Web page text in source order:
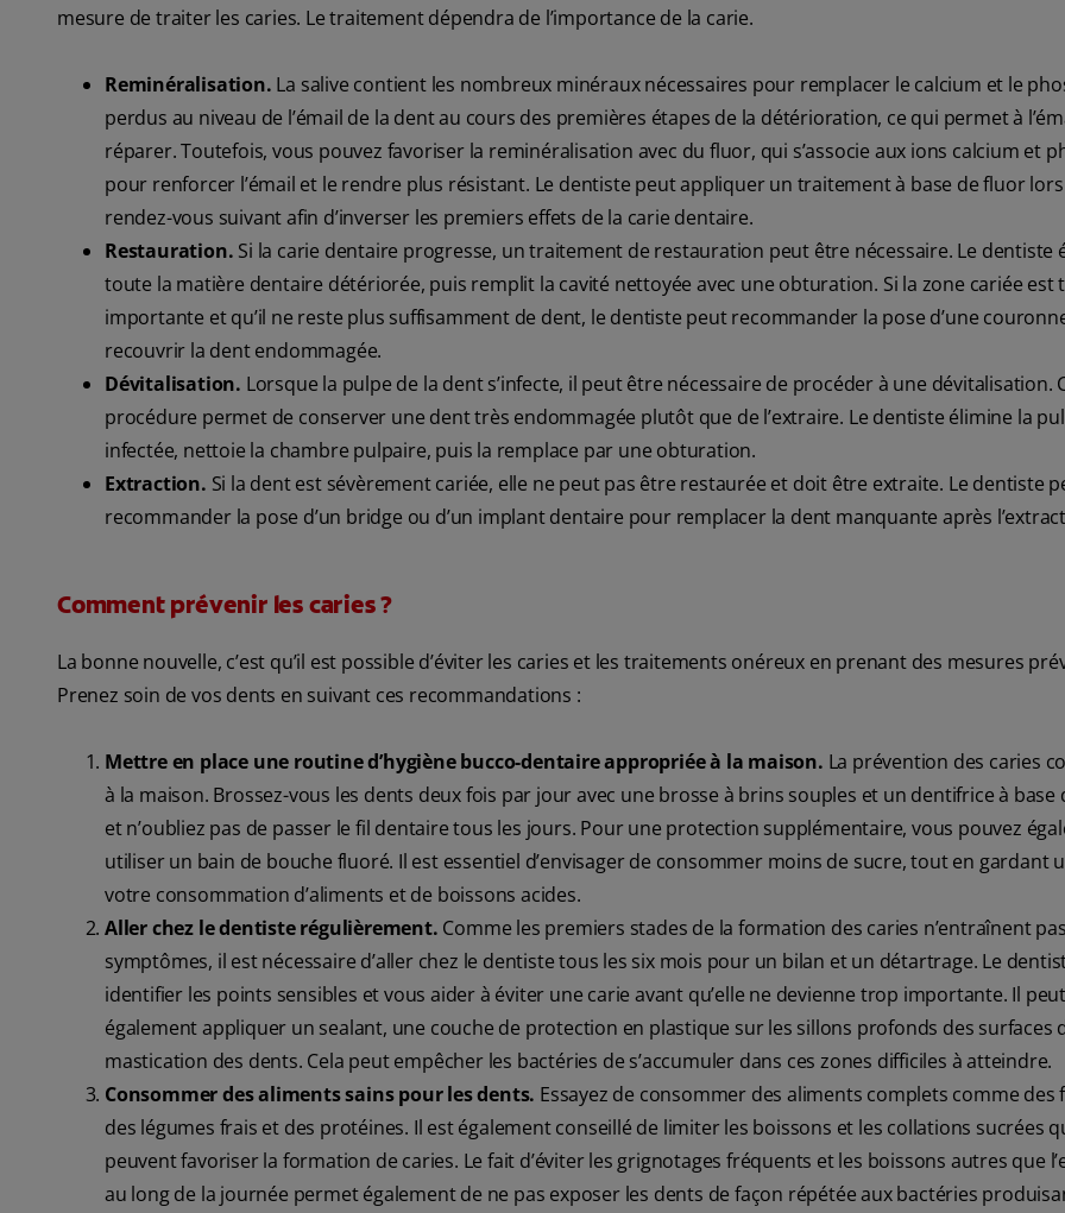
mesure de traiter les caries. Le traitement dépendra de l’importance de la carie.
Reminéralisation. La salive contient les nombreux minéraux nécessaires pour remplacer le calcium et le
perdus au niveau de l’émail de la dent au cours des premières étapes de la détérioration, ce qui permet à
réparer. Toutefois, vous pouvez favoriser la reminéralisation avec du fluor, qui s’associe aux ions calcium et
pour renforcer l’émail et le rendre plus résistant. Le dentiste peut appliquer un traitement à base de fluor
rendez-vous suivant afin d’inverser les premiers effets de la carie dentaire.
Restauration. Si la carie dentaire progresse, un traitement de restauration peut être nécessaire. Le dentiste
toute la matière dentaire détériorée, puis remplit la cavité nettoyée avec une obturation. Si la zone cariée est
importante et qu’il ne reste plus suffisamment de dent, le dentiste peut recommander la pose d’une
recouvrir la dent endommagée.
Dévitalisation. Lorsque la pulpe de la dent s’infecte, il peut être nécessaire de procéder à une dévitalisation.
procédure permet de conserver une dent très endommagée plutôt que de l’extraire. Le dentiste élimine la
infectée, nettoie la chambre pulpaire, puis la remplace par une obturation.
Extraction. Si la dent est sévèrement cariée, elle ne peut pas être restaurée et doit être extraite. Le dentiste
recommander la pose d’un bridge ou d’un implant dentaire pour remplacer la dent manquante après
Comment prévenir les caries ?
La bonne nouvelle, c’est qu’il est possible d’éviter les caries et les traitements onéreux en prenant des mesures
Prenez soin de vos dents en suivant ces recommandations :
Mettre en place une routine d’hygiène bucco-dentaire appropriée à la maison. La prévention des caries
à la maison. Brossez-vous les dents deux fois par jour avec une brosse à brins souples et un dentifrice à base
et n’oubliez pas de passer le fil dentaire tous les jours. Pour une protection supplémentaire, vous pouvez
utiliser un bain de bouche fluoré. Il est essentiel d’envisager de consommer moins de sucre, tout en gardant
votre consommation d’aliments et de boissons acides.
Aller chez le dentiste régulièrement. Comme les premiers stades de la formation des caries n’entraînent
symptômes, il est nécessaire d’aller chez le dentiste tous les six mois pour un bilan et un détartrage. Le
identifier les points sensibles et vous aider à éviter une carie avant qu’elle ne devienne trop importante. Il peut
également appliquer un sealant, une couche de protection en plastique sur les sillons profonds des surfaces
mastication des dents. Cela peut empêcher les bactéries de s’accumuler dans ces zones difficiles à atteindre.
Consommer des aliments sains pour les dents. Essayez de consommer des aliments complets comme des
des légumes frais et des protéines. Il est également conseillé de limiter les boissons et les collations sucrées
peuvent favoriser la formation de caries. Le fait d’éviter les grignotages fréquents et les boissons autres que
au long de la journée permet également de ne pas exposer les dents de façon répétée aux bactéries